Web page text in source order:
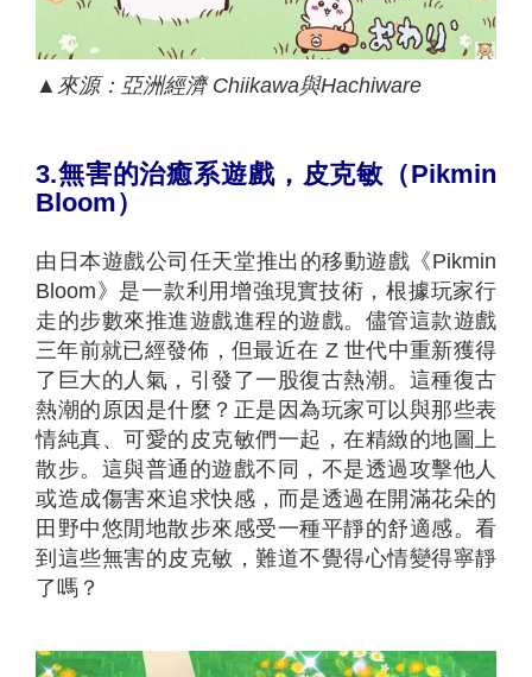
▲ 來源：亞洲經濟 Chiikawa與Hachiware
3.無害的治癒系遊戲，皮克敏（Pikmin
Bloom）
由日本遊戲公司任天堂推出的移動遊戲《Pikmin
Bloom》是一款利用增強現實技術，根據玩家行
走的步數來推進遊戲進程的遊戲。儘管這款遊戲
三年前就已經發佈，但最近在 Z 世代中重新獲得
了巨大的人氣，引發了一股復古熱潮。這種復古
熱潮的原因是什麼？正是因為玩家可以與那些表
情純真、可愛的皮克敏們一起，在精緻的地圖上
散步。這與普通的遊戲不同，不是透過攻擊他人
或造成傷害來追求快感，而是透過在開滿花朵的
田野中悠閒地散步來感受一種平靜的舒適感。 看
到這些無害的皮克敏，難道不覺得心情變得寧靜
了嗎？